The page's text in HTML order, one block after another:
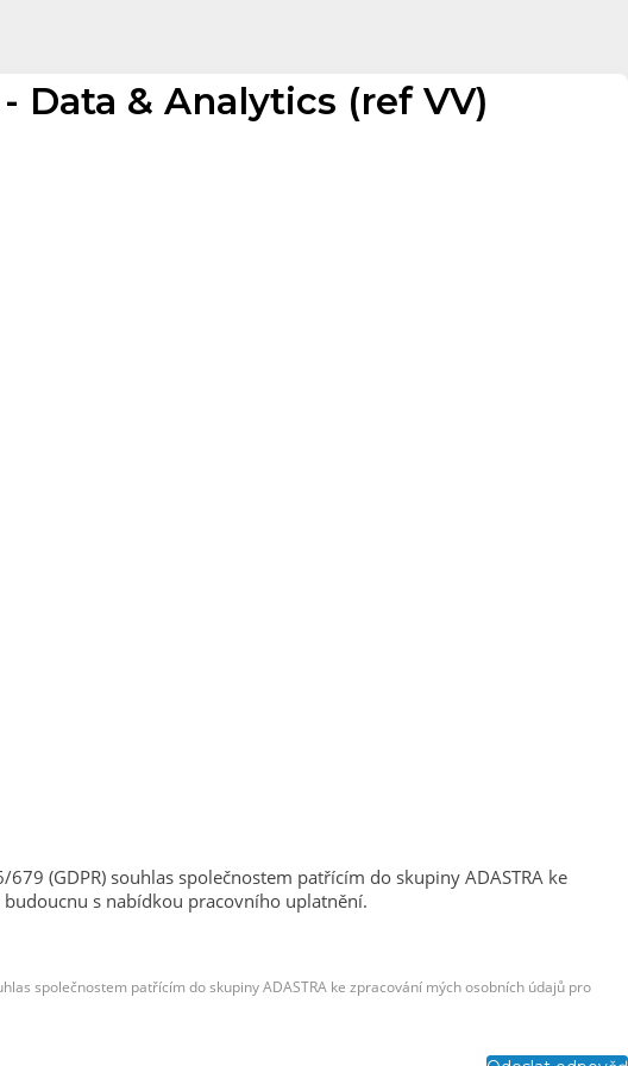
Data & Analytics (ref VV)
(GDPR) souhlas společnostem patřícím do skupiny ADASTRA ke
s nabídkou pracovního uplatnění.
společnostem patřícím do skupiny ADASTRA ke zpracování mých osobních údajů pro